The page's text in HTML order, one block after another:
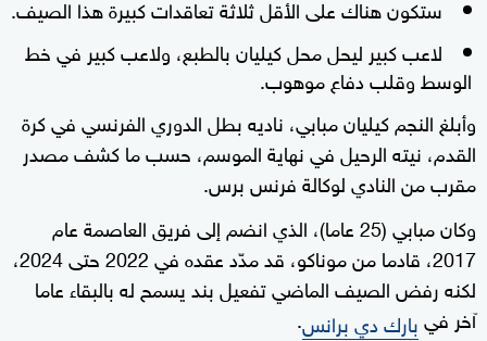
ستكون هناك على الأقل ثلاثة تعاقدات كبيرة هذا الصيف.
لاعب كبير ليحل محل كيليان بالطبع، ولاعب كبير في خط
الوسط وقلب دفاع موهوب.
وأبلغ النجم كيليان مبابي، ناديه بطل الدوري الفرنسي في كرة
القدم، نيته الرحيل في نهاية الموسم، حسب ما كشف مصدر
مقرب من النادي لوكالة فرنس برس.
وكان مبابي (25 عاما)، الذي انضم إلى فريق العاصمة عام
2017، قادما من موناكو، قد مدّد عقده في 2022 حتى 2024،
لكنه رفض الصيف الماضي تفعيل بند يسمح له بالبقاء عاما
آخر فيبارك دي برانس.